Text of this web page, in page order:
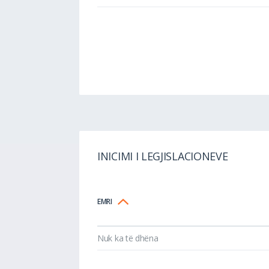
INICIMI I LEGJISLACIONEVE
EMRI
Nuk ka të dhëna